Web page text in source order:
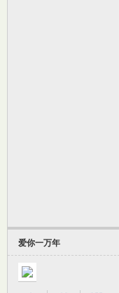
爱你一万年